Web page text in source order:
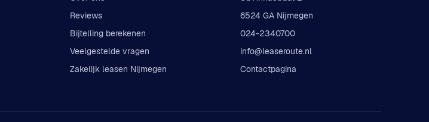
Reviews
Bijtelling berekenen
Veelgestelde vragen
Zakelijk leasen Nijmegen
6524 GA Nijmegen
024-2340700
info@leaseroute.nl
Contactpagina